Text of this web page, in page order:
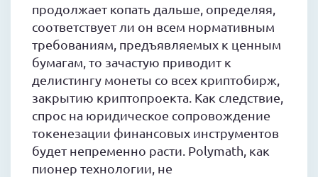
продолжает копать дальше, определяя,
соответствует ли он всем нормативным
требованиям, предъявляемых к ценным
бумагам, то зачастую приводит к
делистингу монеты со всех криптобирж,
закрытию криптопроекта. Как следствие,
спрос на юридическое сопровождение
токенезации финансовых инструментов
будет непременно расти. Polymath, как
пионер технологии, не